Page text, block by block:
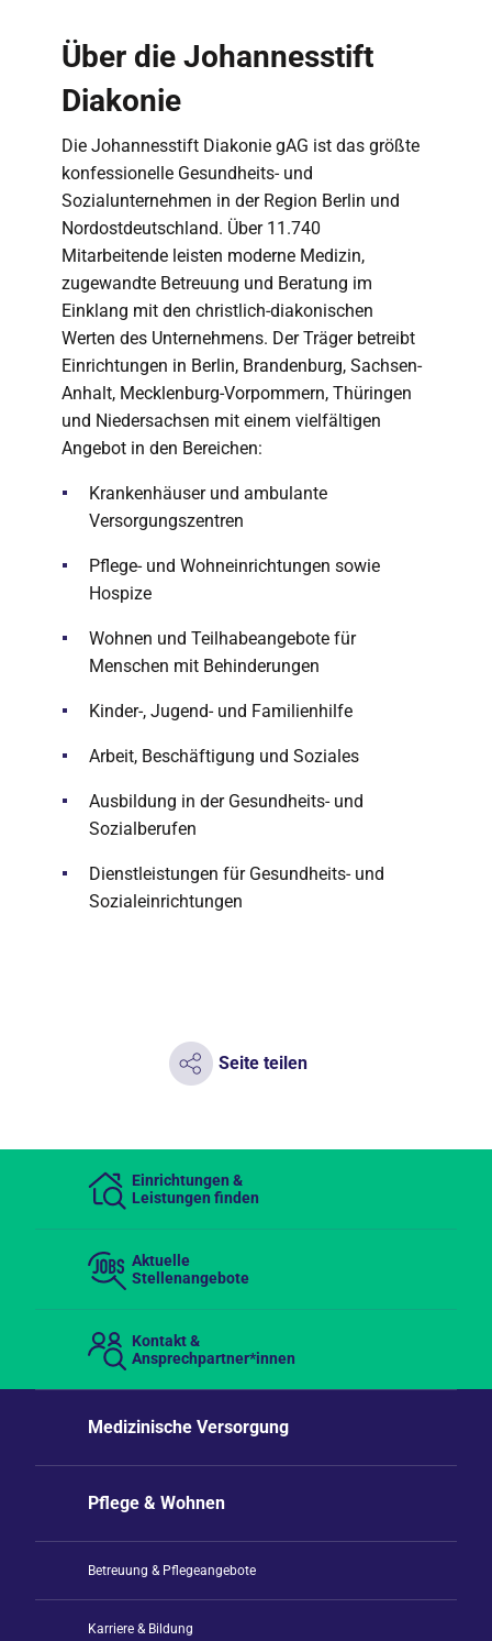
Über die Johannesstift
Diakonie
Die Johannesstift Diakonie gAG ist das größte
konfessionelle Gesundheits- und
Sozialunternehmen in der Region Berlin und
Nordostdeutschland. Über 11.740
Mitarbeitende leisten moderne Medizin,
zugewandte Betreuung und Beratung im
Einklang mit den christlich-diakonischen
Werten des Unternehmens. Der Träger betreibt
Einrichtungen in Berlin, Brandenburg, Sachsen-
Anhalt, Mecklenburg-Vorpommern, Thüringen
und Niedersachsen mit einem vielfältigen
Angebot in den Bereichen:
Krankenhäuser und ambulante
Versorgungszentren
Pflege- und Wohneinrichtungen sowie
Hospize
Wohnen und Teilhabeangebote für
Menschen mit Behinderungen
Kinder-, Jugend- und Familienhilfe
Arbeit, Beschäftigung und Soziales
Ausbildung in der Gesundheits- und
Sozialberufen
Dienstleistungen für Gesundheits- und
Sozialeinrichtungen
Seite teilen
Einrichtungen &
Leistungen finden
Aktuelle
Stellenangebote
Kontakt &
Ansprechpartner*innen
Medizinische Versorgung
Pflege & Wohnen
Betreuung & Pflegeangebote
Karriere & Bildung